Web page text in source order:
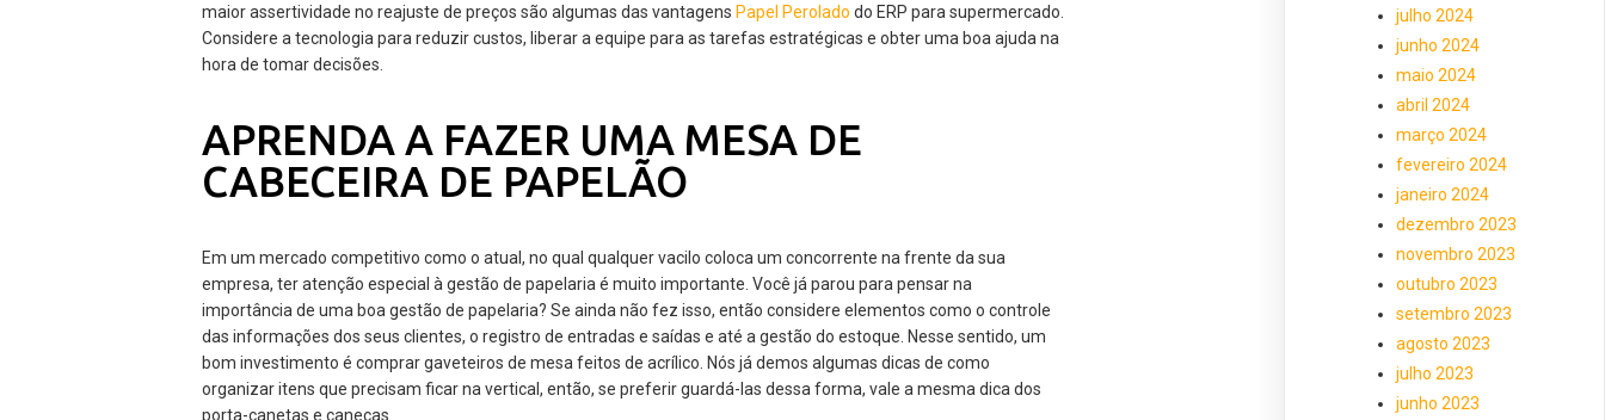
maior assertividade no reajuste de preços são algumas das vantagens Papel Perolado do ERP para supermercado.
Considere a tecnologia para reduzir custos, liberar a equipe para as tarefas estratégicas e obter uma boa ajuda na
hora de tomar decisões.
APRENDA A FAZER UMA MESA DE
CABECEIRA DE PAPELÃO
Em um mercado competitivo como o atual, no qual qualquer vacilo coloca um concorrente na frente da sua
empresa, ter atenção especial à gestão de papelaria é muito importante. Você já parou para pensar na
importância de uma boa gestão de papelaria? Se ainda não fez isso, então considere elementos como o controle
das informações dos seus clientes, o registro de entradas e saídas e até a gestão do estoque. Nesse sentido, um
bom investimento é comprar gaveteiros de mesa feitos de acrílico. Nós já demos algumas dicas de como
organizar itens que precisam ficar na vertical, então, se preferir guardá-las dessa forma, vale a mesma dica dos
porta-canetas e canecas.
julho 2024
junho 2024
maio 2024
abril 2024
março 2024
fevereiro 2024
janeiro 2024
dezembro 2023
novembro 2023
outubro 2023
setembro 2023
agosto 2023
julho 2023
junho 2023